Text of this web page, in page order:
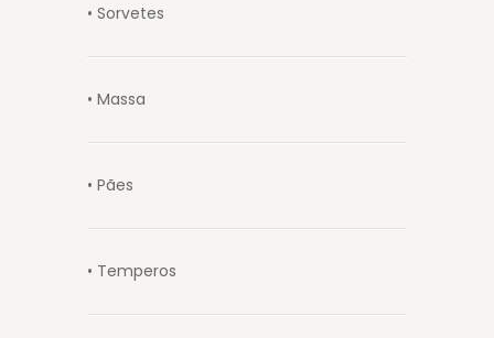
• Sorvetes
• Massa
• Pães
• Temperos